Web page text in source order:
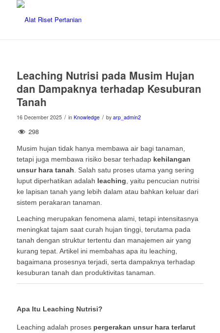
Leaching Nutrisi pada Musim Hujan
dan Dampaknya terhadap Kesuburan
Tanah
16 December 2025 / in Knowledge / by arp_admin2
298
Musim hujan tidak hanya membawa air bagi tanaman,
tetapi juga membawa risiko besar terhadap kehilangan
unsur hara tanah . Salah satu proses utama yang sering
luput diperhatikan adalah leaching , yaitu pencucian nutrisi
ke lapisan tanah yang lebih dalam atau bahkan keluar dari
sistem perakaran tanaman.
Leaching merupakan fenomena alami, tetapi intensitasnya
meningkat tajam saat curah hujan tinggi, terutama pada
tanah dengan struktur tertentu dan manajemen air yang
kurang tepat. Artikel ini membahas apa itu leaching,
bagaimana prosesnya terjadi, serta dampaknya terhadap
kesuburan tanah dan produktivitas tanaman.
Apa Itu Leaching Nutrisi?
Leaching adalah proses pergerakan unsur hara terlarut